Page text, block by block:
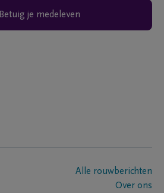
Betuig je medeleven
Alle rouwberichten
Over ons